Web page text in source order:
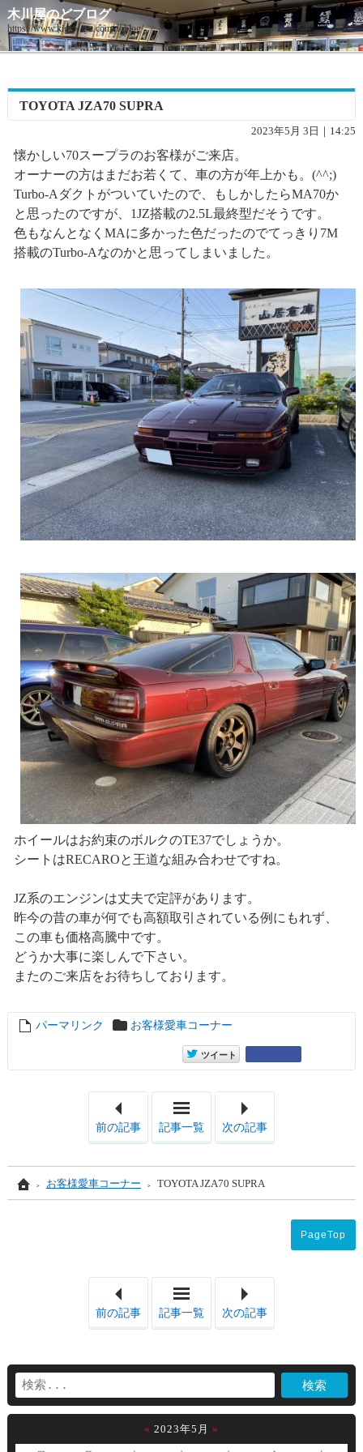
木川屋のどブログ
https://www.kigawaya.com/doblog/
TOYOTA JZA70 SUPRA
2023年5月 3日｜14:25
懐かしい70スープラのお客様がご来店。
オーナーの方はまだお若くて、車の方が年上かも。(^^;)
Turbo-Aダクトがついていたので、もしかしたらMA70か
と思ったのですが、1JZ搭載の2.5L最終型だそうです。
色もなんとなくMAに多かった色だったのでてっきり7M
搭載のTurbo-Aなのかと思ってしまいました。
ホイールはお約束のボルクのTE37でしょうか。
シートはRECAROと王道な組み合わせですね。
JZ系のエンジンは丈夫で定評があります。
昨今の昔の車が何でも高額取引されている例にもれず、
この車も価格高騰中です。
どうか大事に楽しんで下さい。
またのご来店をお待ちしております。
entry16643
パーマリンク お客様愛車コーナー
entry16643
ツイート
前の記事 記事一覧 次の記事
Homeお客様愛車コーナー TOYOTA JZA70 SUPRA
PageTop
前の記事 記事一覧 次の記事
« 2023年5月 »